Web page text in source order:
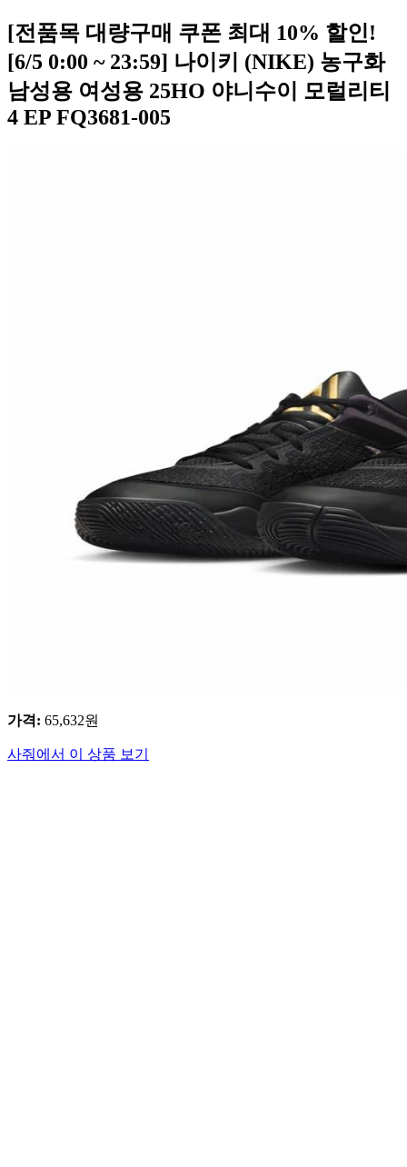
[전품목 대량구매 쿠폰 최대 10% 할인!
[6/5 0:00 ~ 23:59] 나이키 (NIKE) 농구화
남성용 여성용 25HO 야니수이 모럴리티
4 EP FQ3681-005
가격: 65,632원
사줘에서 이 상품 보기